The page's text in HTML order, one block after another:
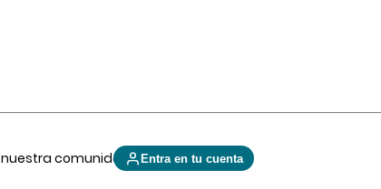
comunidad Entra en tu cuenta